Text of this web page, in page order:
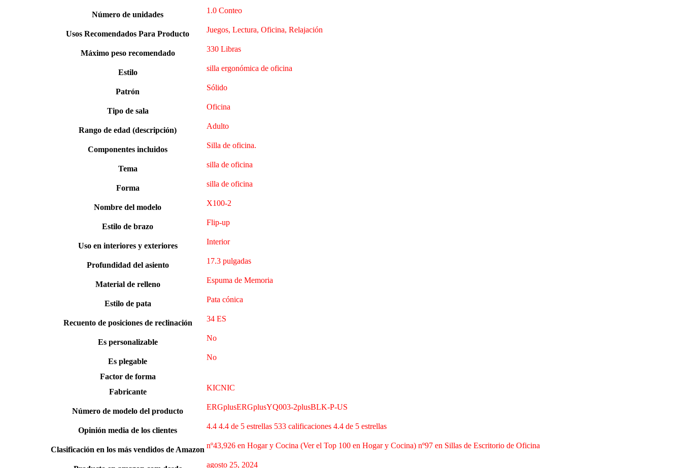
Número de unidades 1.0 Conteo
Usos Recomendados Para Producto Juegos, Lectura, Oficina, Relajación
Máximo peso recomendado 330 Libras
Estilo silla ergonómica de oficina
Patrón Sólido
Tipo de sala Oficina
Rango de edad (descripción) Adulto
Componentes incluidos Silla de oficina.
Tema silla de oficina
Forma silla de oficina
Nombre del modelo X100-2
Estilo de brazo Flip-up
Uso en interiores y exteriores Interior
Profundidad del asiento 17.3 pulgadas
Material de relleno Espuma de Memoria
Estilo de pata Pata cónica
Recuento de posiciones de reclinación ‎34 ES
Es personalizable ‎No
Es plegable ‎No
Factor de forma
Fabricante
‎KICNIC
Número de modelo del producto ERGplusERGplusYQ003-2plusBLK-P-US
Opinión media de los clientes 4.4 4.4 de 5 estrellas 533 calificaciones 4.4 de 5 estrellas
Clasificación en los más vendidos de Amazon nº43,926 en Hogar y Cocina (Ver el Top 100 en Hogar y Cocina) nº97 en Sillas de Escritorio de Oficina
agosto 25, 2024